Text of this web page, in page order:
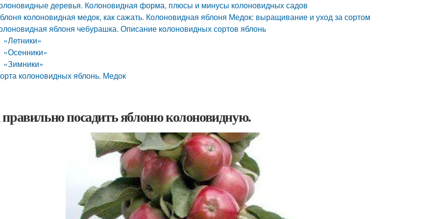
деревья. Колоновидная форма, плюсы и минусы колоновидных садов
колоновидная медок, как сажать. Колоновидная яблоня Медок: выращивание и уход за сортом
яблоня чебурашка. Описание колоновидных сортов яблонь
«Летники»
«Осенники»
«Зимники»
колоновидных яблонь. Медок
посадить яблоню колоновидную.